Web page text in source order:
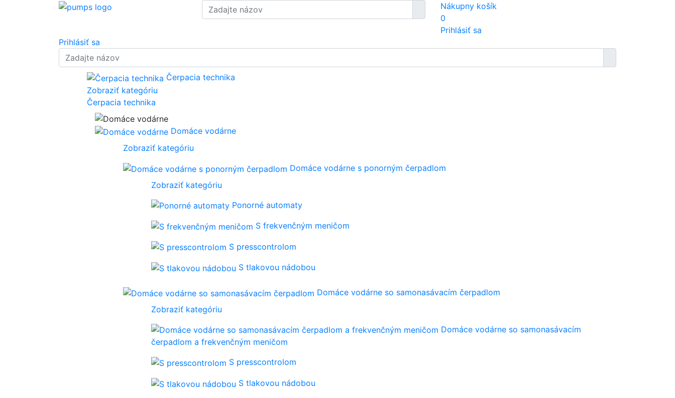
Nákupny košík
0
Prihlásiť sa
Prihlásiť sa
Čerpacia technika
Zobraziť kategóriu
Čerpacia technika
Domáce vodárne
Zobraziť kategóriu
Domáce vodárne s ponorným čerpadlom
Zobraziť kategóriu
Ponorné automaty
S frekvenčným meničom
S presscontrolom
S tlakovou nádobou
Domáce vodárne so samonasávacím čerpadlom
Zobraziť kategóriu
Domáce vodárne so samonasávacím
čerpadlom a frekvenčným meničom
S presscontrolom
S tlakovou nádobou